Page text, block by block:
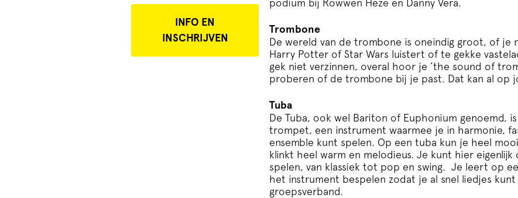
INFO EN
INSCHRIJVEN
podium bij Rowwen Heze en Danny Vera.
Trombone
De wereld van de trombone is oneindig groot, of je
Harry Potter of Star Wars luistert of te gekke
gek niet verzinnen, overal hoor je ’the sound of
proberen of de trombone bij je past. Dat kan al op
Tuba
De Tuba, ook wel Bariton of Euphonium genoemd,
trompet, een instrument waarmee je in harmonie,
ensemble kunt spelen. Op een tuba kun je heel
klinkt heel warm en melodieus. Je kunt hier
spelen, van klassiek tot pop en swing. Je leert op
het instrument bespelen zodat je al snel liedjes
groepsverband.